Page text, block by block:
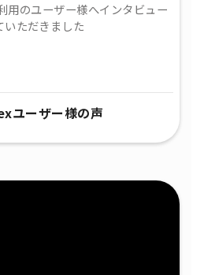
用のユーザー様へインタビュー
いただきました
ユーザー様の声​